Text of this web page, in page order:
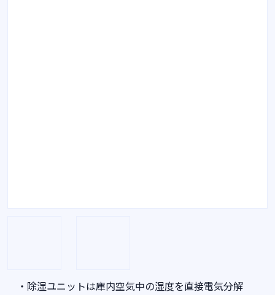
・除湿ユニットは庫内空気中の湿度を直接電気分解